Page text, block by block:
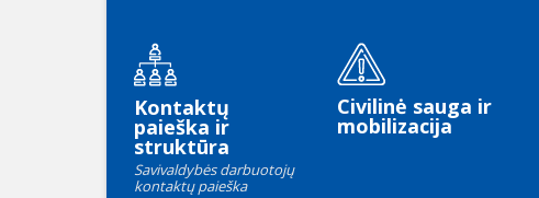
Kontaktų
paieška ir
struktūra
Savivaldybės darbuotojų
kontaktų paieška
Civilinė sauga ir
mobilizacija